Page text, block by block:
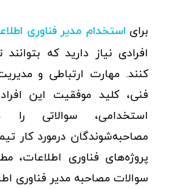
برای استخدام مدیر فناوری
افرادی نیاز دارید که
کنند. مهارت ارتباطی و
فنی، کلید موفقیت این
استخدامی، سوالاتی را
مصاحبه‌شوندگان درمورد کار
پروژه‌های فناوری اطلاعات،
سوالات مصاحبه مدیر فناوری